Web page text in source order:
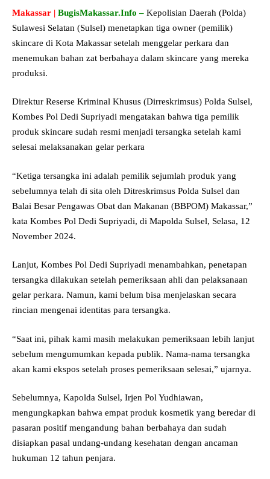
Makassar | BugisMakassar.Info – Kepolisian Daerah (Polda)
Sulawesi Selatan (Sulsel) menetapkan tiga owner (pemilik)
skincare di Kota Makassar setelah menggelar perkara dan
menemukan bahan zat berbahaya dalam skincare yang mereka
produksi.
Direktur Reserse Kriminal Khusus (Dirreskrimsus) Polda Sulsel,
Kombes Pol Dedi Supriyadi mengatakan bahwa tiga pemilik
produk skincare sudah resmi menjadi tersangka setelah kami
selesai melaksanakan gelar perkara
“Ketiga tersangka ini adalah pemilik sejumlah produk yang
sebelumnya telah di sita oleh Ditreskrimsus Polda Sulsel dan
Balai Besar Pengawas Obat dan Makanan (BBPOM) Makassar,”
kata Kombes Pol Dedi Supriyadi, di Mapolda Sulsel, Selasa, 12
November 2024.
Lanjut, Kombes Pol Dedi Supriyadi menambahkan, penetapan
tersangka dilakukan setelah pemeriksaan ahli dan pelaksanaan
gelar perkara. Namun, kami belum bisa menjelaskan secara
rincian mengenai identitas para tersangka.
“Saat ini, pihak kami masih melakukan pemeriksaan lebih lanjut
sebelum mengumumkan kepada publik. Nama-nama tersangka
akan kami ekspos setelah proses pemeriksaan selesai,” ujarnya.
Sebelumnya, Kapolda Sulsel, Irjen Pol Yudhiawan,
mengungkapkan bahwa empat produk kosmetik yang beredar di
pasaran positif mengandung bahan berbahaya dan sudah
disiapkan pasal undang-undang kesehatan dengan ancaman
hukuman 12 tahun penjara.